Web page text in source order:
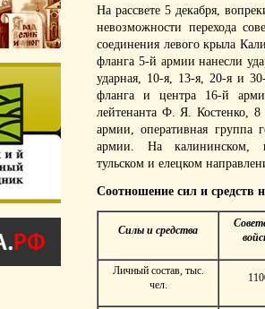
На рассвете 5 декабря,
невозможности перехода
соединения левого крыла
фланга 5-й армии нанесли
ударная, 10-я, 13-я, 20-я и
фланга и центра 16-й
лейтенанта Ф. Я. Костенко,
армии, оперативная группа
армии. На калининском,
тульском и елецком
Соотношение сил и средств
Силы и средства
Личный состав, тыс.
чел.